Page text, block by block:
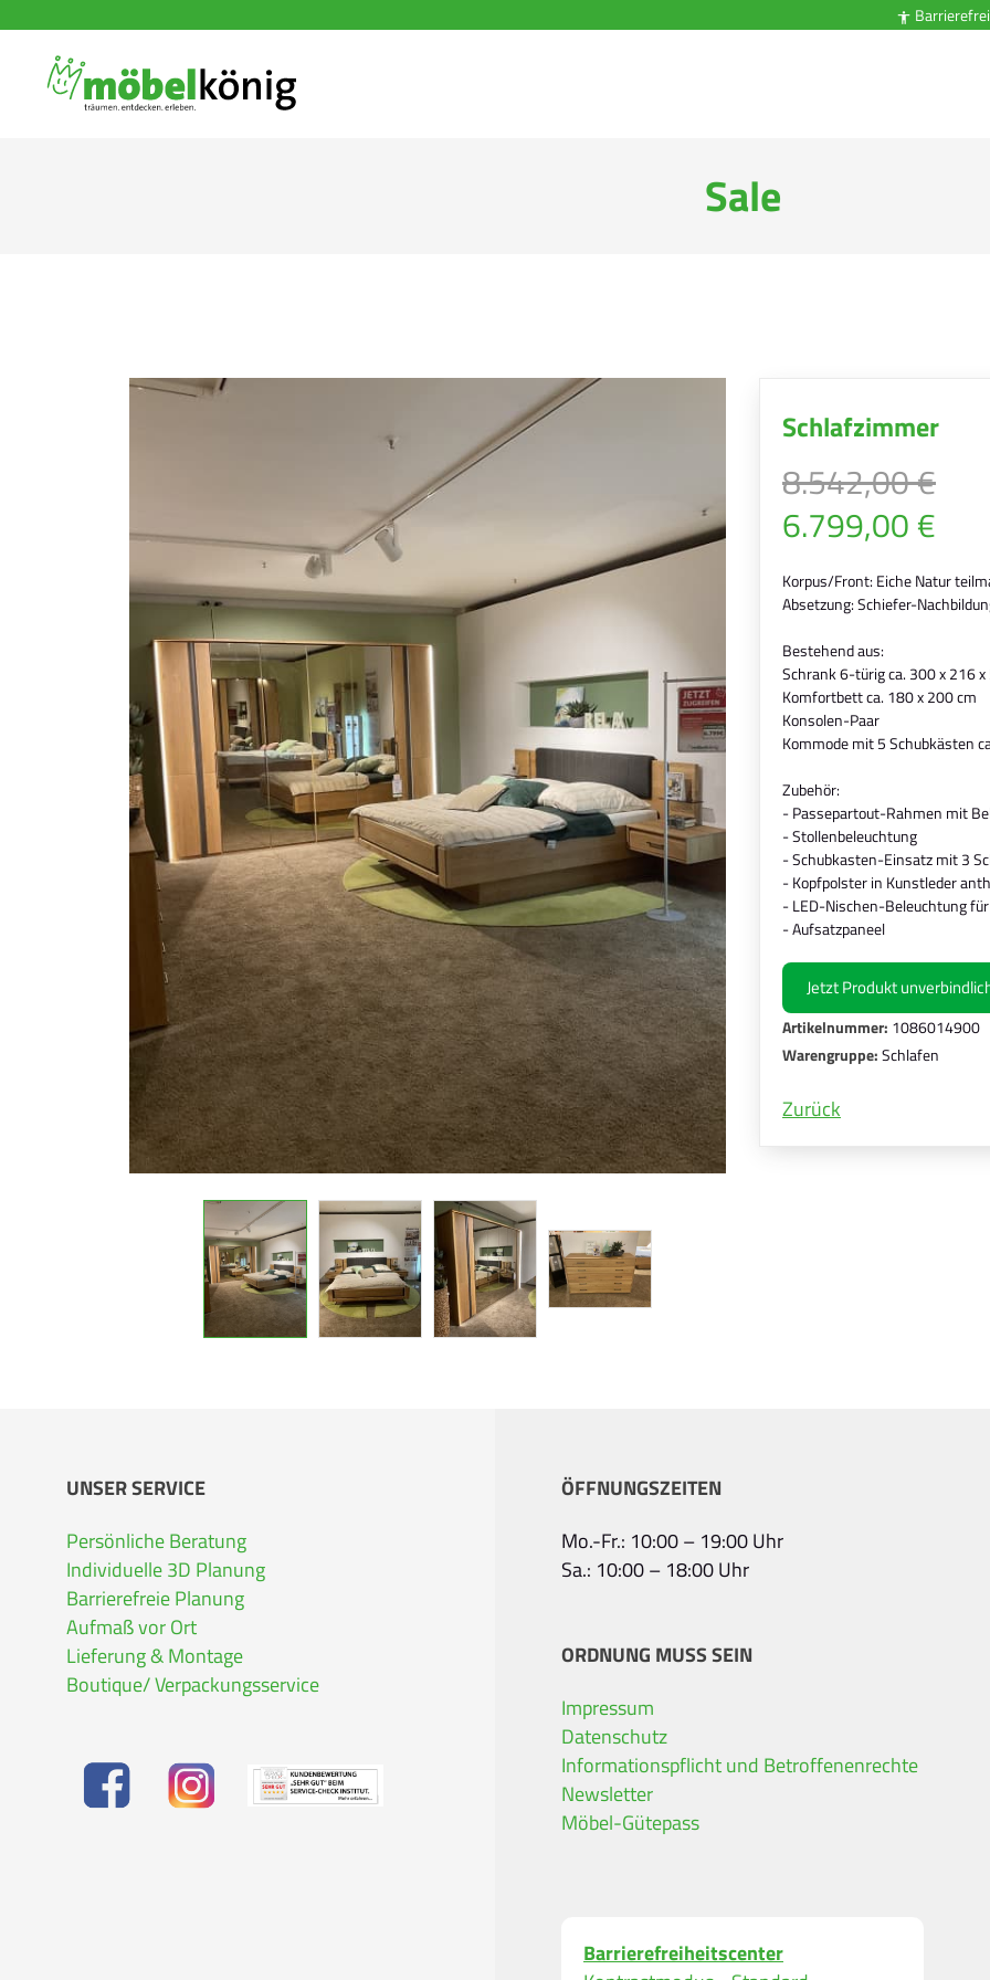

Sale
Schlafzimmer
8.542,00 €
6.799,00 €
Korpus/Front: Eiche Natur
Absetzung: Schiefer-
Bestehend aus:
Schrank 6-türig ca. 300 x 216 x
Komfortbett ca. 180 x 200 cm
Konsolen-Paar
Kommode mit 5 Schubkästen
Zubehör:
- Passepartout-Rahmen mit
- Stollenbeleuchtung
- Schubkasten-Einsatz mit 3
- Kopfpolster in Kunstleder
- LED-Nischen-Beleuchtung
- Aufsatzpaneel
Jetzt Produkt
Artikelnummer: 1086014900
Warengruppe:Schlafen
Zurück
UNSER SERVICE
Persönliche Beratung
Individuelle 3D Planung
Barrierefreie Planung
Aufmaß vor Ort
Lieferung & Montage
Boutique/ Verpackungsservice
ÖFFNUNGSZEITEN
Mo.-Fr.: 10:00 – 19:00 Uhr
Sa.: 10:00 – 18:00 Uhr
ORDNUNG MUSS SEIN
Impressum
Datenschutz
Informationspflicht und Betroffenenrechte
Newsletter
Möbel-Gütepass
Barrierefreiheitscenter